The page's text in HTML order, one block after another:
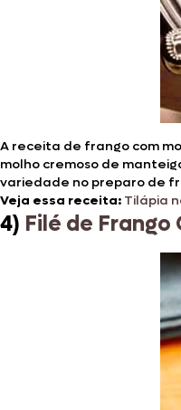
A receita de frango com
molho cremoso de
variedade no preparo de
Veja essa receita: Tilápia
4) Filé de